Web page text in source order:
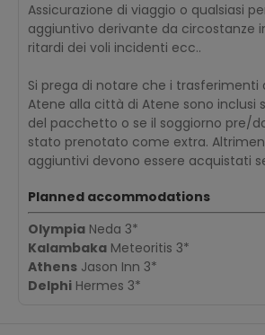
Assicurazione di viaggio o qualsiasi
aggiuntivo derivante da circostanze
ritardi dei voli incidenti ecc..
Si prega di notare che i trasferimenti
Atene alla città di Atene sono inclusi
del pacchetto o se il soggiorno pre/
stato prenotato come extra.
aggiuntivi devono essere acquistati
Planned accommodations
Olympia Neda 3*
Kalambaka Meteoritis 3*
Athens Jason Inn 3*
Delphi Hermes 3*